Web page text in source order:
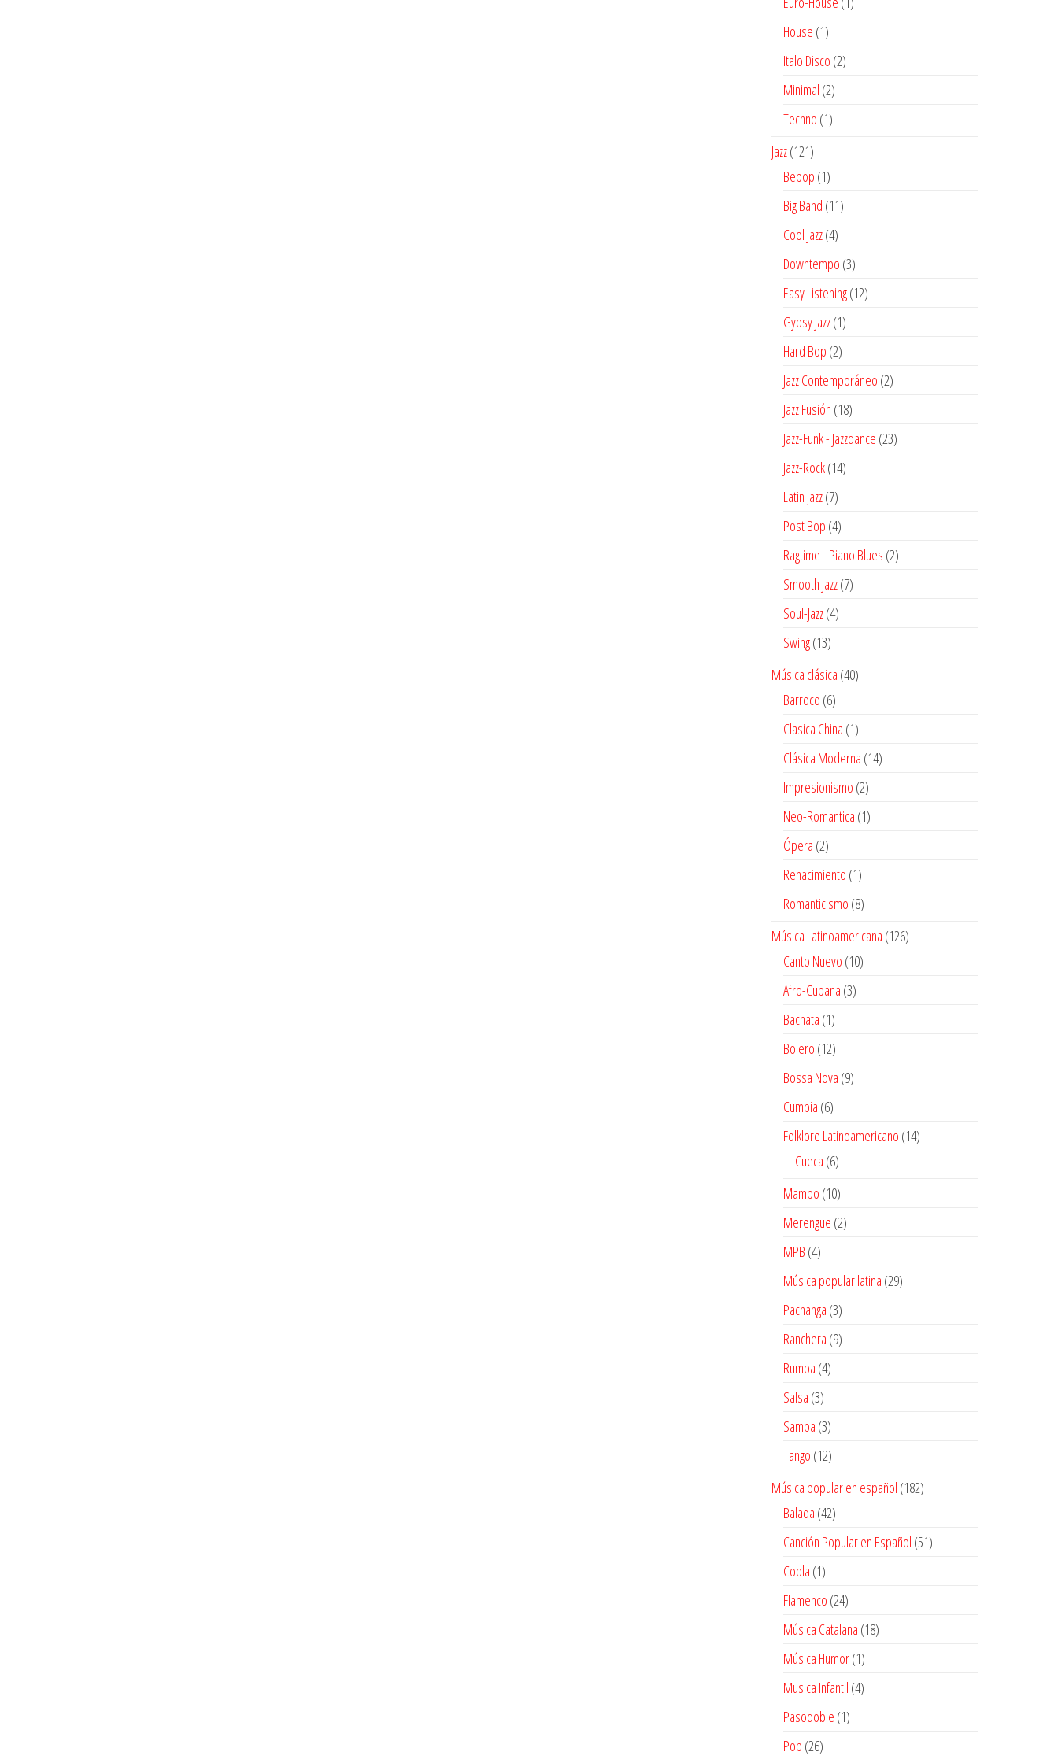
House 11
producto
Italo Disco 22
Minimal 22
productos
Techno 11
Jazz 121121
productos
Bebop 11
producto
Big Band 1111
Cool Jazz 44
productos
Downtempo 33
productos
Easy Listening 1212
Gypsy Jazz 11
Hard Bop 22
productos
Jazz Contemporáneo 22
Jazz Fusión 1818
productos
Jazz-Funk - Jazzdance 2323
Jazz-Rock 1414
Latin Jazz 77
productos
Post Bop 44
productos
Ragtime - Piano Blues 22
Smooth Jazz 77
Soul-Jazz 44
Swing 1313
Música clásica 4040
Barroco 66
productos
Clasica China 11
producto
Clásica Moderna 1414
Impresionismo 22
productos
Neo-Romantica 11
Ópera 22
productos
Renacimiento 11
producto
Romanticismo 88
Música Latinoamericana 126126
Canto Nuevo 1010
Afro-Cubana 33
Bachata 11
producto
Bolero 1212
productos
Bossa Nova 99
Cumbia 66
productos
Folklore Latinoamericano 1414
Cueca 66
Mambo 1010
productos
Merengue 22
MPB 44
productos
Música popular latina 2929
Pachanga 33
productos
Ranchera 99
Rumba 44
Salsa 33
productos
Samba 33
productos
Tango 1212
Música popular en español 182182
Balada 4242
productos
Canción Popular en Español 5151
Copla 11
producto
Flamenco 2424
productos
Música Catalana 1818
Música Humor 11
producto
Musica Infantil 44
Pasodoble 11
Pop 2626